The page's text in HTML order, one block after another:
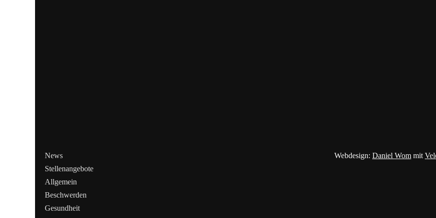
News
Stellenangebote
Allgemein
Beschwerden
Gesundheit
Webdesign: Daniel Wom mit